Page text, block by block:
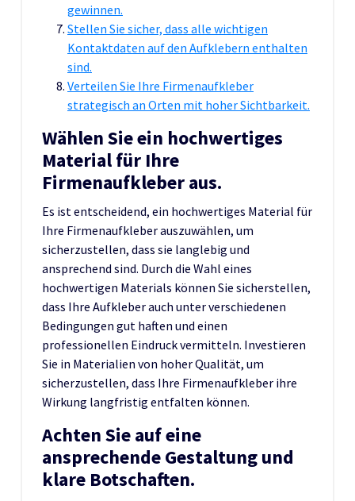
gewinnen.
Stellen Sie sicher, dass alle wichtigen
Kontaktdaten auf den Aufklebern enthalten
sind.
Verteilen Sie Ihre Firmenaufkleber
strategisch an Orten mit hoher Sichtbarkeit.
Wählen Sie ein hochwertiges
Material für Ihre
Firmenaufkleber aus.
Es ist entscheidend, ein hochwertiges Material für
Ihre Firmenaufkleber auszuwählen, um
sicherzustellen, dass sie langlebig und
ansprechend sind. Durch die Wahl eines
hochwertigen Materials können Sie sicherstellen,
dass Ihre Aufkleber auch unter verschiedenen
Bedingungen gut haften und einen
professionellen Eindruck vermitteln. Investieren
Sie in Materialien von hoher Qualität, um
sicherzustellen, dass Ihre Firmenaufkleber ihre
Wirkung langfristig entfalten können.
Achten Sie auf eine
ansprechende Gestaltung und
klare Botschaften.